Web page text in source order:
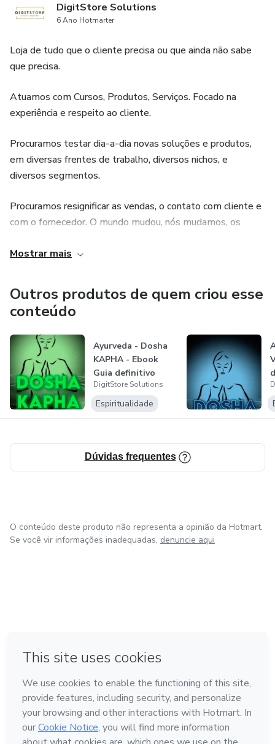
DigitStore Solutions
6 Ano Hotmarter
Loja de tudo que o cliente precisa ou que ainda não sabe
que precisa.
Atuamos com Cursos, Produtos, Serviços. Focado na
experiência e respeito ao cliente.
Procuramos testar dia-a-dia novas soluções e produtos,
em diversas frentes de trabalho, diversos nichos, e
diversos segmentos.
Procuramos resignificar as vendas, o contato com cliente e
com o fornecedor. O mundo mudou, nós mudamos, os
ambiente em ebulição e de novos desafios.
clientes.
Mostrar mais
Outros produtos de quem criou esse
conteúdo
Ayurveda - Dosha
KAPHA - Ebook
Guia definitivo
DigitStore Solutions
Espiritualidade
Dúvidas frequentes
O conteúdo deste produto não representa a opinião da Hotmart.
Se você vir informações inadequadas, denuncie aqui
Feito com ❤ na Cidade do México
Conheça a Hotmart